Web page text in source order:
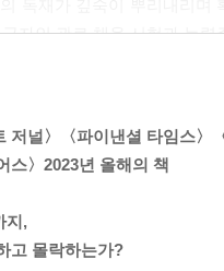
자인 관료 채용 시험과 능
중국의 기술 우위를 낭비
기술을 망가뜨리고 있다.
문을 가리켜 “인간 재능의
널〉〈파이낸셜 타임스〉
〉2023년 올해의 책
지,
고 몰락하는가?